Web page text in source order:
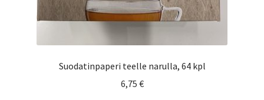
Suodatinpaperi teelle narulla, 64 kpl
6,75 €